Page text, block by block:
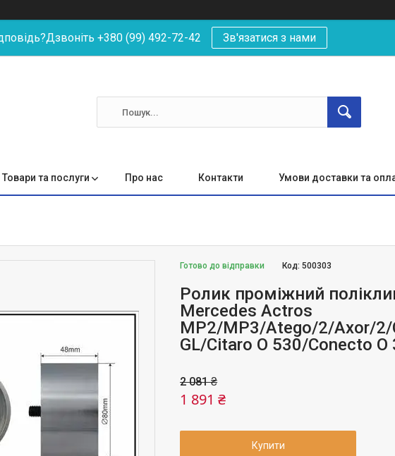
+380 (99) 492-72-42 Зв'язатися з нами
Товари та послуги Про нас Контакти Умови доставки та
Готово до відправки Код:500303
Ролик проміжний
Mercedes Actros
MP2/MP3/Atego/2/Axor/2/
GL/Citaro O 530/Conecto
2 081 ₴
1 891 ₴
Купити